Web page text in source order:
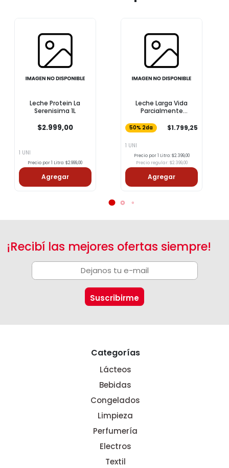
Leche Protein La
Serenisima 1L
$2.999,00
1 UNI
Precio por 1 Litro: $2.999,00
Agregar
Leche Larga Vida
Parcialmente
50% 2da $1.799,25
1 UNI
Precio por 1 Litro: $2.399,00
Precio regular: $2.399,00
Agregar
¡Recibí las mejores ofertas siempre!
Categorías
Lácteos
Bebidas
Congelados
Limpieza
Perfumería
Electros
Textil